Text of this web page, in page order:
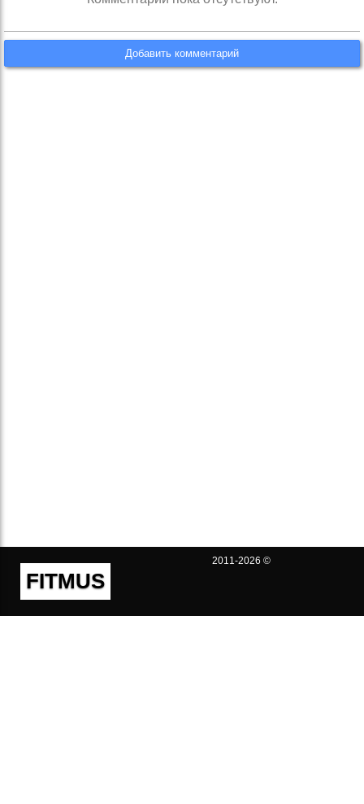
Добавить комментарий
FITMUS
2011-2026 ©